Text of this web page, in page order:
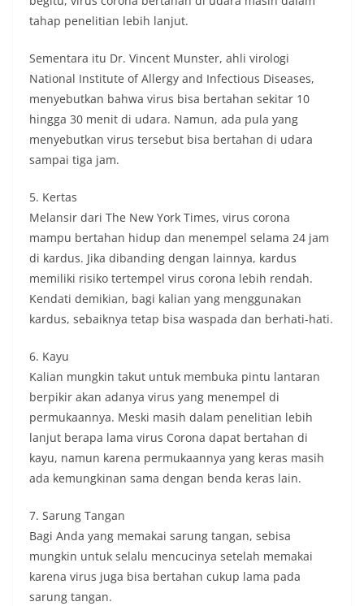
tahap penelitian lebih lanjut.
Sementara itu Dr. Vincent Munster, ahli virologi
National Institute of Allergy and Infectious Diseases,
menyebutkan bahwa virus bisa bertahan sekitar 10
hingga 30 menit di udara. Namun, ada pula yang
menyebutkan virus tersebut bisa bertahan di udara
sampai tiga jam.
5. Kertas
Melansir dari The New York Times, virus corona
mampu bertahan hidup dan menempel selama 24 jam
di kardus. Jika dibanding dengan lainnya, kardus
memiliki risiko tertempel virus corona lebih rendah.
Kendati demikian, bagi kalian yang menggunakan
kardus, sebaiknya tetap bisa waspada dan berhati-hati.
6. Kayu
Kalian mungkin takut untuk membuka pintu lantaran
berpikir akan adanya virus yang menempel di
permukaannya. Meski masih dalam penelitian lebih
lanjut berapa lama virus Corona dapat bertahan di
kayu, namun karena permukaannya yang keras masih
ada kemungkinan sama dengan benda keras lain.
7. Sarung Tangan
Bagi Anda yang memakai sarung tangan, sebisa
mungkin untuk selalu mencucinya setelah memakai
karena virus juga bisa bertahan cukup lama pada
sarung tangan.